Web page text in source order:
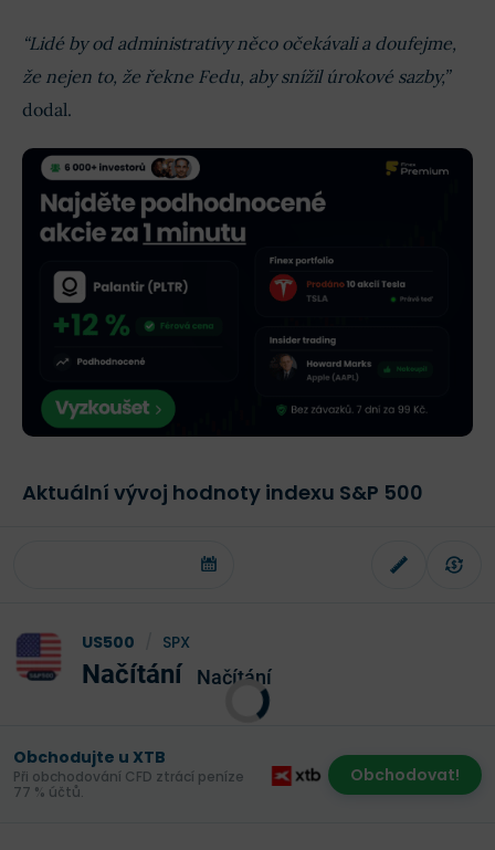
“Lidé by od administrativy něco očekávali a doufejme,
že nejen to, že řekne Fedu, aby snížil úrokové sazby,”
dodal.
Aktuální vývoj hodnoty indexu S&P 500
US500 SPX
Načítání Načítání
Obchodujte u XTB
Při obchodování CFD ztrácí peníze
77 % účtů.
Obchodovat!